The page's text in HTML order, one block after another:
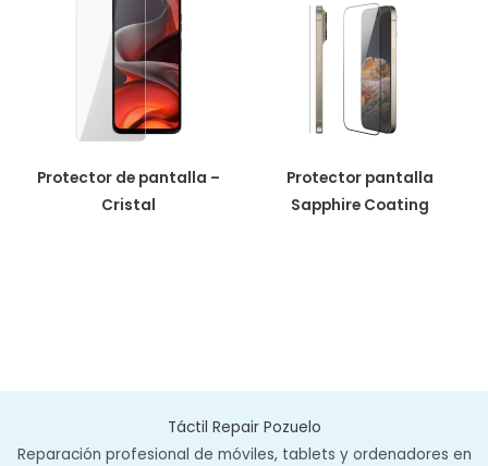
Protector de pantalla –
Cristal
Protector pantalla
Sapphire Coating
Táctil Repair Pozuelo
Reparación profesional de móviles, tablets y ordenadores en